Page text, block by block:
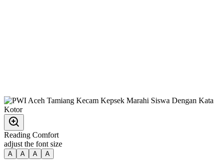
Reading Comfort
adjust the font size
A A A A